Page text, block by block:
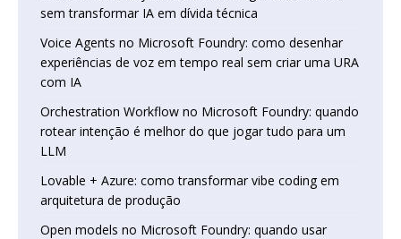
sem transformar IA em dívida técnica
Voice Agents no Microsoft Foundry: como desenhar
experiências de voz em tempo real sem criar uma URA
com IA
Orchestration Workflow no Microsoft Foundry: quando
rotear intenção é melhor do que jogar tudo para um
LLM
Lovable + Azure: como transformar vibe coding em
arquitetura de produção
Open models no Microsoft Foundry: quando usar